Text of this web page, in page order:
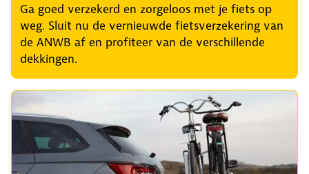
Ga goed verzekerd en zorgeloos met je fiets op
weg. Sluit nu de vernieuwde fietsverzekering van
de ANWB af en profiteer van de verschillende
dekkingen.